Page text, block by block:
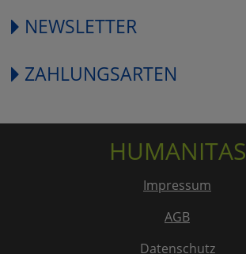
NEWSLETTER
ZAHLUNGSARTEN
HUMANITAS
Impressum
AGB
Datenschutz